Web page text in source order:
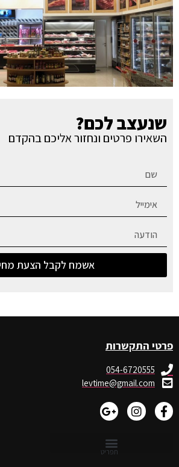
שנעצב לכם?
השאירו פרטים ונחזור אליכם בהקדם
אשמח לקבל הצעת
פרטי התקשרות
054-6720555
levtime@gmail.com